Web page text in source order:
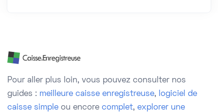
Pour aller plus loin, vous pouvez consulter nos
guides : meilleure caisse enregistreuse, logiciel de
caisse simple ou encore complet, explorer une